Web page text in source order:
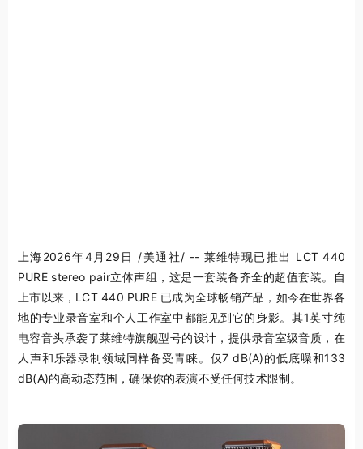
上海2026年4月29日 /美通社/ -- 莱维特现已推出 LCT 440
PURE stereo pair立体声组，这是一套装备齐全的超值套装。自
上市以来，LCT 440 PURE 已成为全球畅销产品，如今在世界各
地的专业录音室和个人工作室中都能见到它的身影。其1英寸纯
电容音头承袭了莱维特旗舰型号的设计，提供录音室级音质，在
人声和乐器录制领域同样备受青睐。仅7 dB(A)的低底噪和133
dB(A)的高动态范围，确保你的表演不受任何技术限制。